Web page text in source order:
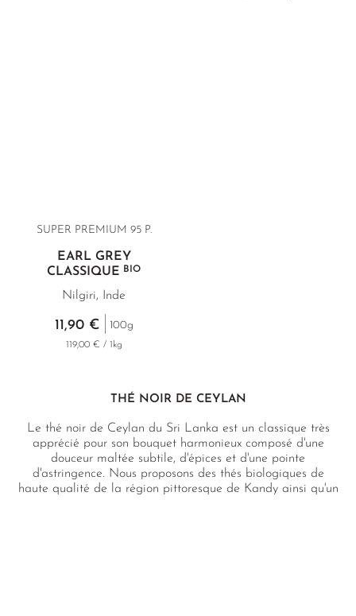
SUPER PREMIUM 95 P.
EARL GREY
CLASSIQUE BIO
Nilgiri, Inde
11,90 € 100g
119,00 € / 1kg
THÉ NOIR DE CEYLAN
Le thé noir de Ceylan du Sri Lanka est un classique très
apprécié pour son bouquet harmonieux composé d'une
douceur maltée subtile, d'épices et d'une pointe
d'astringence. Nous proposons des thés biologiques de
haute qualité de la région pittoresque de Kandy ainsi qu'un